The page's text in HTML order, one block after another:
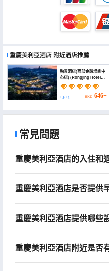
重慶美利亞酒店 附近酒店推薦
融景酒店(西部金融培訓中
心店) (Rongjing Hotel
(Western Financial
Training Center))
4.9 / 5 HKD 646+
常見問題
重慶美利亞酒店的入住和
重慶美利亞酒店是否提供
重慶美利亞酒店提供哪些
重慶美利亞酒店附近是否